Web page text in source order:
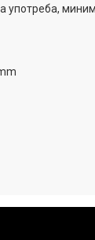
употреба,